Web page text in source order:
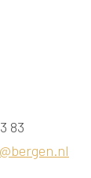
83